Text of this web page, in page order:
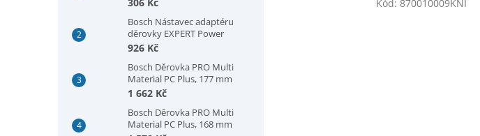
Bosch Nástavec adaptéru
děrovky EXPERT Power
Change Plus, šestihranná
(2608902032)
926 Kč
Bosch Děrovka PRO Multi
Material PC Plus, 177 mm
(2608594421)
1 662 Kč
Bosch Děrovka PRO Multi
Material PC Plus, 168 mm
Kód: 870010009KNI